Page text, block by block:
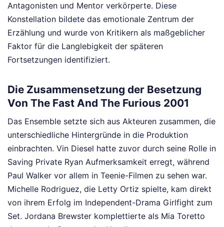
Antagonisten und Mentor verkörperte. Diese
Konstellation bildete das emotionale Zentrum der
Erzählung und wurde von Kritikern als maßgeblicher
Faktor für die Langlebigkeit der späteren
Fortsetzungen identifiziert.
Die Zusammensetzung der Besetzung
Von The Fast And The Furious 2001
Das Ensemble setzte sich aus Akteuren zusammen, die
unterschiedliche Hintergründe in die Produktion
einbrachten. Vin Diesel hatte zuvor durch seine Rolle in
Saving Private Ryan Aufmerksamkeit erregt, während
Paul Walker vor allem in Teenie-Filmen zu sehen war.
Michelle Rodriguez, die Letty Ortiz spielte, kam direkt
von ihrem Erfolg im Independent-Drama Girlfight zum
Set. Jordana Brewster komplettierte als Mia Toretto